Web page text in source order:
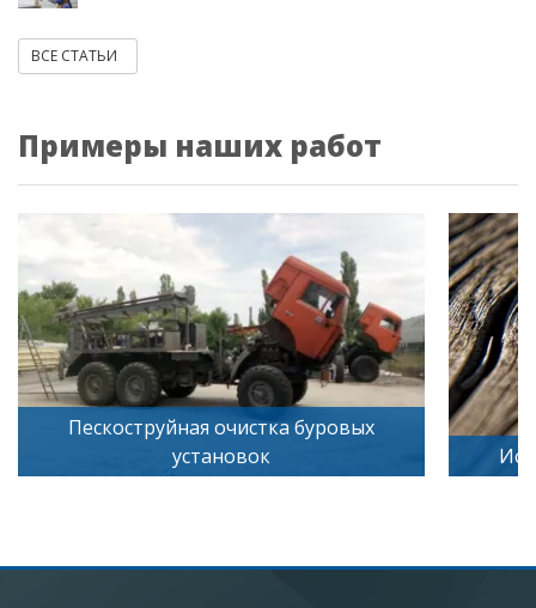
ВСЕ СТАТЬИ
Примеры наших работ
буровых
Искусственное старение